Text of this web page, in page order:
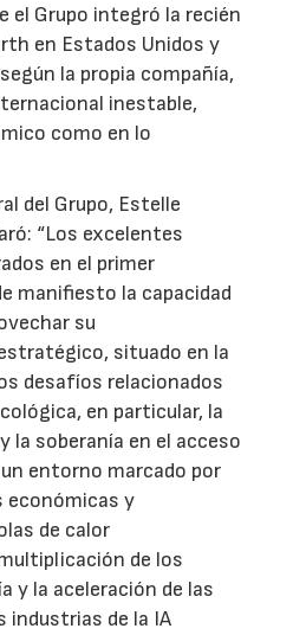
el Grupo integró la recién
en Estados Unidos y
la propia compañía,
inestable,
como en lo
del Grupo, Estelle
“Los excelentes
en el primer
manifiesto la capacidad
su
situado en la
desafíos relacionados
en particular, la
la soberanía en el acceso
entorno marcado por
y
de calor
de los
y la aceleración de las
industrias de la IA